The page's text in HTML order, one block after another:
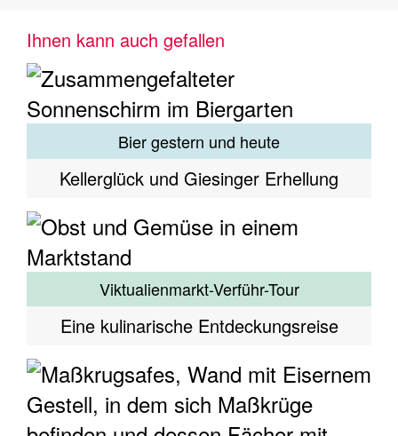
Ihnen kann auch gefallen
Bier gestern und heute
Kellerglück und Giesinger Erhellung
Viktualienmarkt-Verführ-Tour
Eine kulinarische Entdeckungsreise